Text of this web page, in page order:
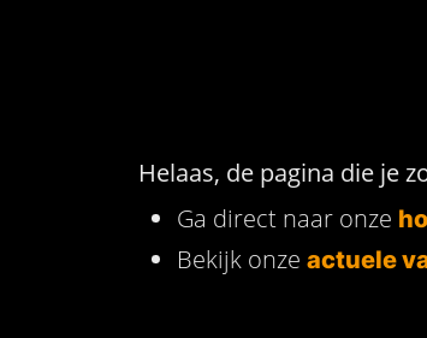
Helaas, de pagina die je
Ga direct naar onze
Bekijk onze actuele